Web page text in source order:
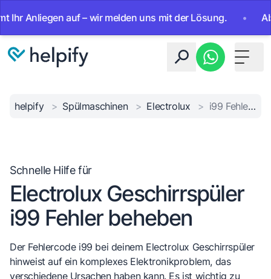
auf – wir melden uns mit der Lösung. • Ab
Toggle
helpify > Spülmaschinen > Electrolux > i99 Fehlercode Lösung
Schnelle Hilfe für
Electrolux Geschirrspüler
i99 Fehler beheben
Der Fehlercode i99 bei deinem Electrolux Geschirrspüler
hinweist auf ein komplexes Elektronikproblem, das
verschiedene Ursachen haben kann. Es ist wichtig zu